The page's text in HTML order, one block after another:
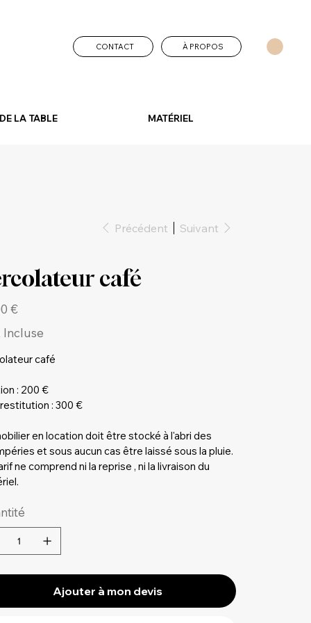
CONTACT À PROPOS
LA TABLE MATÉRIEL
Précédent Suivant
café
€
Incluse
café
: 200 €
: 300 €
en location doit être stocké à l'abri des
et sous aucun cas être laissé sous la pluie.
ne comprend ni la reprise , ni la livraison du
Ajouter à mon devis